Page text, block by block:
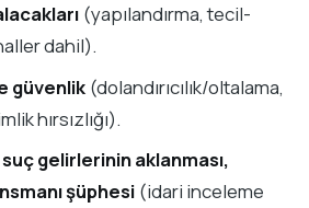
(yapılandırma, tecil-
dahil).
güvenlik(dolandırıcılık/oltalama,
hırsızlığı).
suç gelirlerinin aklanması,
şüphesi(idari inceleme